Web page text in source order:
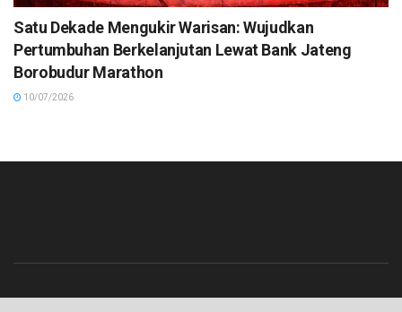
Satu Dekade Mengukir Warisan: Wujudkan
Pertumbuhan Berkelanjutan Lewat Bank Jateng
Borobudur Marathon
10/07/2026